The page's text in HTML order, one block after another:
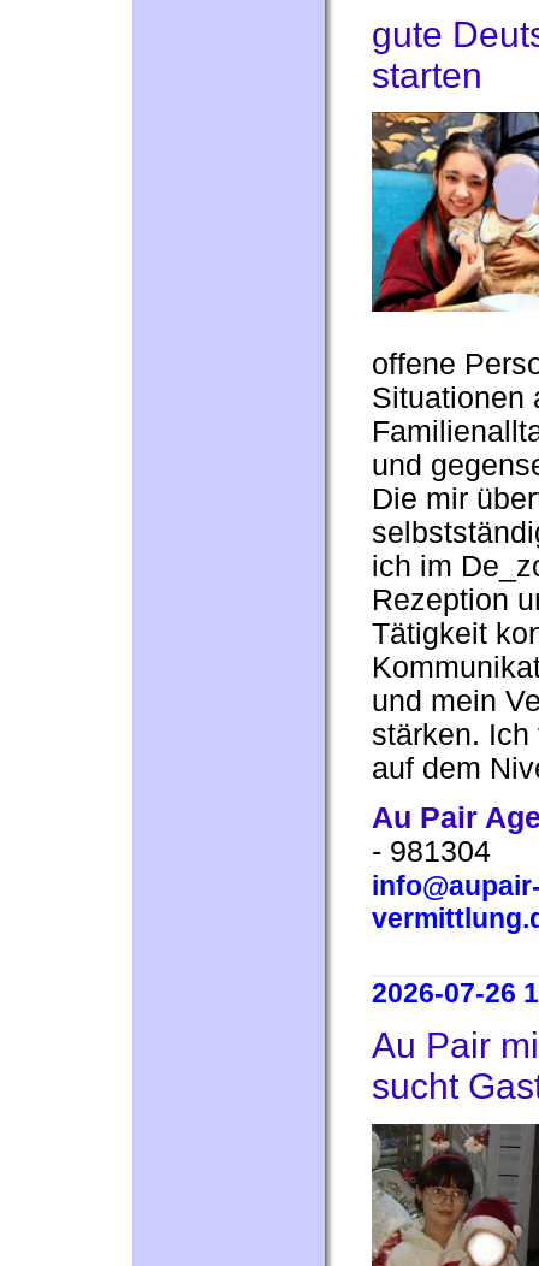
gute
starten
offene
Situationen
und
Die mir
ich im
Rezeption
Tätigkeit
und mein
stärken.
auf dem
Au Pair
- 981304
2026-07-26
Au Pair
sucht